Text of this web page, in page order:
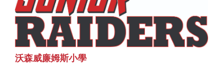
沃森威廉姆斯小學